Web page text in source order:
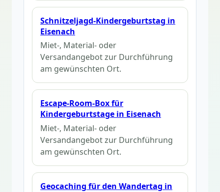
Schnitzeljagd-Kindergeburtstag in
Eisenach
Miet-, Material- oder
Versandangebot zur Durchführung
am gewünschten Ort.
Escape-Room-Box für
Kindergeburtstage in Eisenach
Miet-, Material- oder
Versandangebot zur Durchführung
am gewünschten Ort.
Geocaching für den Wandertag in